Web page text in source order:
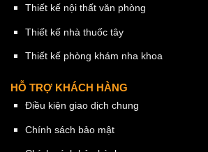
Thiết kế nội thất văn phòng
Thiết kế nhà thuốc tây
Thiết kế phòng khám nha khoa
HỖ TRỢ KHÁCH HÀNG
Điều kiện giao dịch chung
Chính sách bảo mật